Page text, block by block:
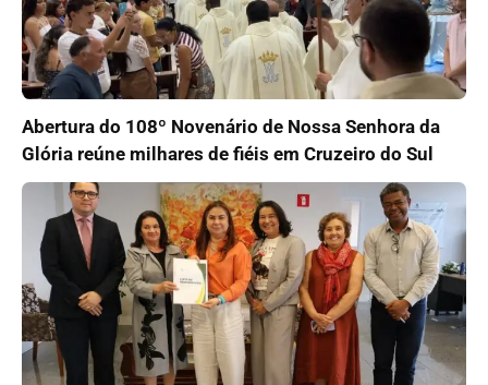
Abertura do 108º Novenário de Nossa Senhora da
Glória reúne milhares de fiéis em Cruzeiro do Sul